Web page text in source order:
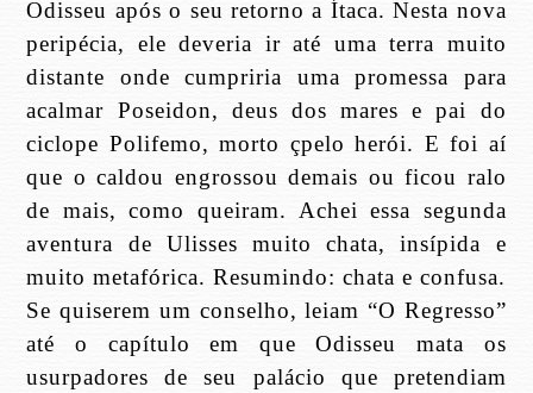
Odisseu após o seu retorno a Ítaca. Nesta nova
peripécia, ele deveria ir até uma terra muito
distante onde cumpriria uma promessa para
acalmar Poseidon, deus dos mares e pai do
ciclope Polifemo, morto çpelo herói. E foi aí
que o caldou engrossou demais ou ficou ralo
de mais, como queiram. Achei essa segunda
aventura de Ulisses muito chata, insípida e
muito metafórica. Resumindo: chata e confusa.
Se quiserem um conselho, leiam “O Regresso”
até o capítulo em que Odisseu mata os
usurpadores de seu palácio que pretendiam